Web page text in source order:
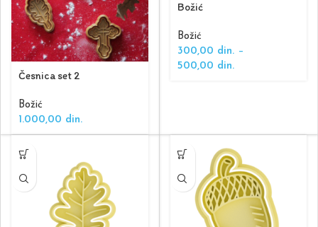
Česnica set 2
Božić
1.000,00 din.
Božić
Božić
300,00 din. –
500,00 din.